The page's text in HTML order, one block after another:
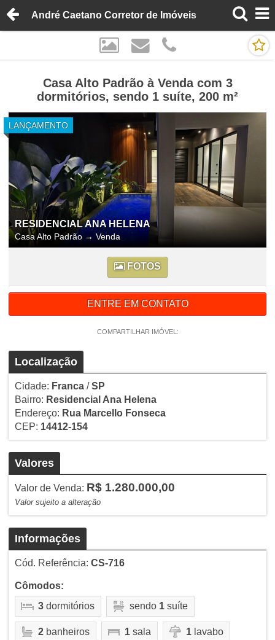
André Caetano Corretor de Imóveis
Casa Alto Padrão à Venda com 3
dormitórios, sendo 1 suíte, 200 m²
LANÇAMENTO
RESIDENCIAL ANA HELENA
Casa Alto Padrão → Venda
FOTOS
ENTRE EM CONTATO
COMPARTILHAR IMÓVEL:
Localização
Cidade: Franca/SP
Bairro: Residencial Ana Helena
Endereço: Rua Marcello Fonseca
CEP: 14412-154
Valores
Valor de Venda: R$ 1.280.000,00
Valor sujeito a alteração
Informações
Cód. Referência: CS-716
Cômodos:
3dormitórios sendo 1suíte
2banheiros 1sala 1lavabo